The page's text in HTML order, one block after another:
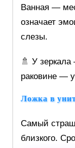
Ванная —
означает
слезы.
🚿 У
раковине —
Ложка в
Самый
близкого.